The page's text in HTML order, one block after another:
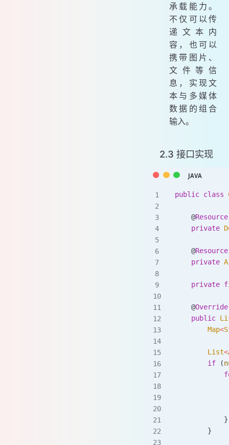
承载能力。
不仅可以传
递文本内
容，也可以
携带图片、
文件等信
息，实现文
本与多媒体
数据的组合
输入。
2.3 接口实现
public class
    @
Resource
    private
    @
Resource
    private
    private
    @
Override
    public
        Map
<
        List
<
        if
(
            }
        }